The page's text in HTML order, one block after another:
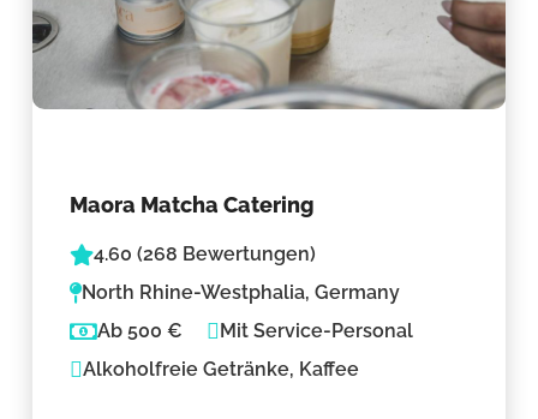
Maora Matcha Catering
4.60 (268 Bewertungen)
North Rhine-Westphalia, Germany
Ab 500 €
Mit Service-Personal
Alkoholfreie Getränke, Kaffee